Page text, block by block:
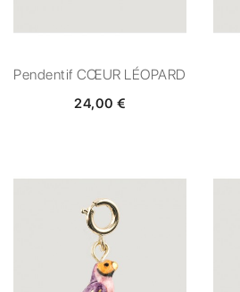
Pendentif CŒUR LÉOPARD
24,00 €